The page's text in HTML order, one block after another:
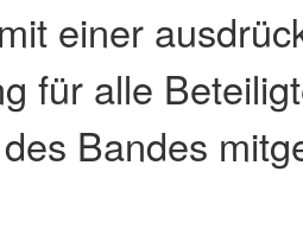
einer
für alle
Bandes